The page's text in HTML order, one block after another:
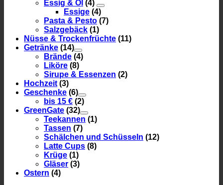
Essig & Öl (4)
Essige (4)
Pasta & Pesto (7)
Salzgebäck (1)
Nüsse & Trockenfrüchte (11)
Getränke (14)
Brände (4)
Liköre (8)
Sirupe & Essenzen (2)
Hochzeit (3)
Geschenke (6)
bis 15 € (2)
GreenGate (32)
Teekannen (1)
Tassen (7)
Schälchen und Schüsseln (12)
Latte Cups (8)
Krüge (1)
Gläser (3)
Ostern (4)